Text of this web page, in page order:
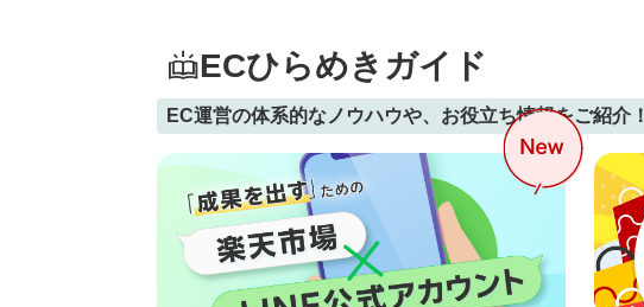
ECひらめきガイド
EC運営の体系的なノウハウや、お役立ち情報をご紹介！